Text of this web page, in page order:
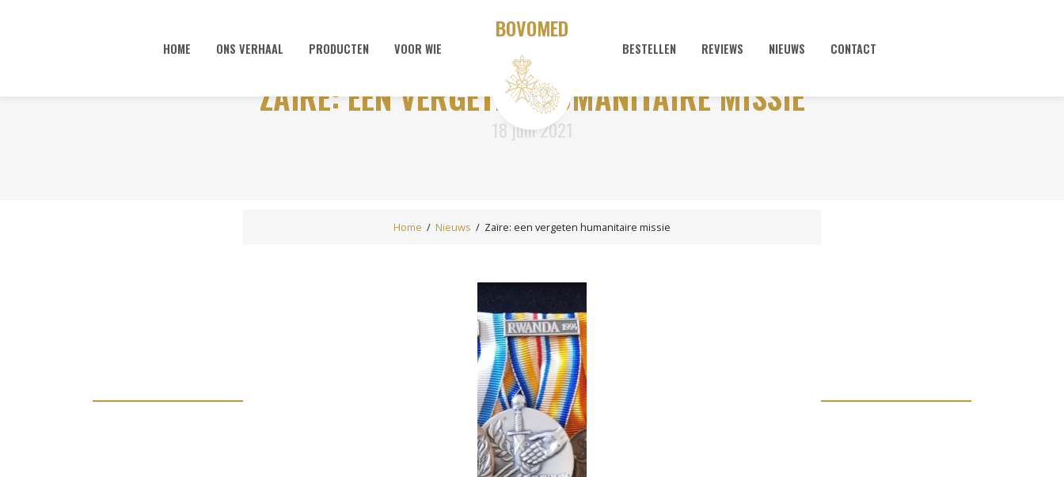
HOME ONS VERHAAL PRODUCTEN VOOR WIE
BOVOMED
BESTELLEN REVIEWS NIEUWS CONTACT
ZAÏRE: EEN VERGETEN HUMANITAIRE MISSIE
18 juni 2021
Home / Nieuws / Zaïre: een vergeten humanitaire missie